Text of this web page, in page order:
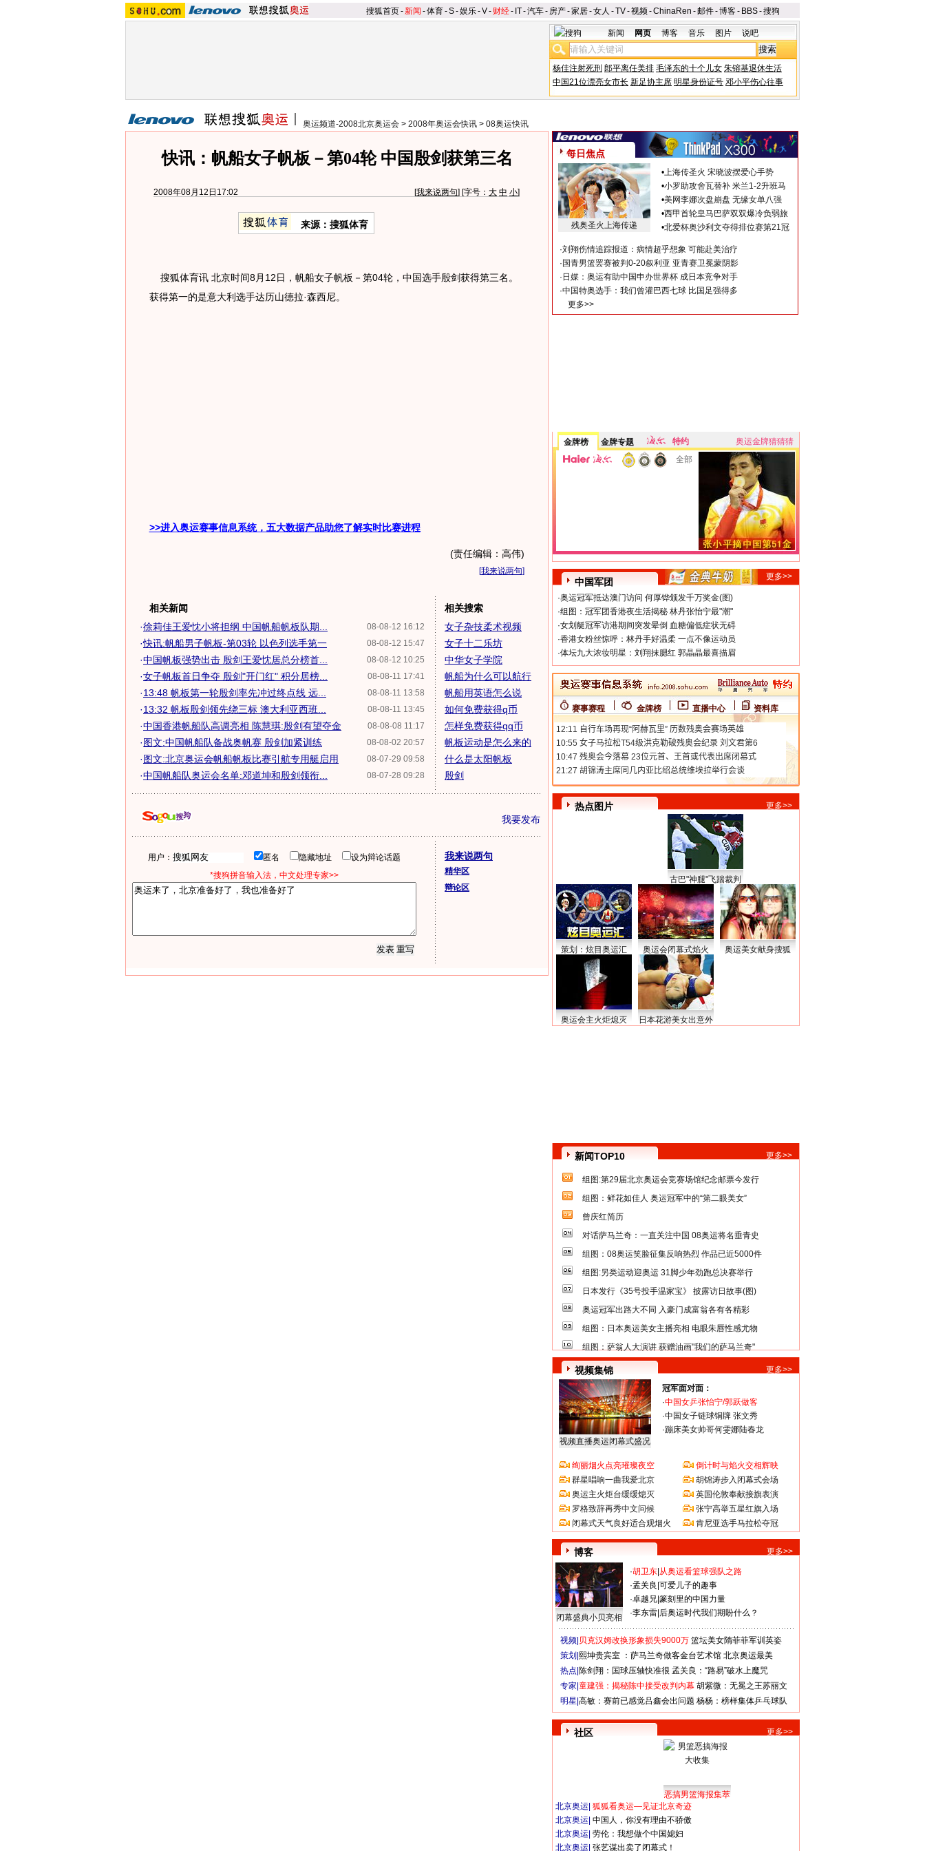
搜狐首页-新闻 -体育-S-娱乐-V- 财经- IT-汽车- 房产-家居-女人 -TV-视频-ChinaRen -邮件-博客- BBS-搜狗
新闻 网页 博客 音乐 图片 说吧
杨佳注射死刑 郎平离任美排 毛泽东的十个儿女 朱镕基退休生活
中国21位漂亮女市长 新足协主席 明星身份证号 邓小平伤心往事
奥运频道-2008北京奥运会 > 2008年奥运会快讯 > 08奥运快讯
快讯：帆船女子帆板－第04轮 中国殷剑获第三名
2008年08月12日17:02 [我来说两句] [字号： 大 中 小]
来源：搜狐体育
搜狐体育讯 北京时间8月12日，帆船女子帆板－第04轮，中国选手殷剑获得第三名。
获得第一的是意大利选手达历山德拉·森西尼。
>>进入奥运赛事信息系统，五大数据产品助您了解实时比赛进程
(责任编辑：高伟)
[我来说两句]
相关新闻
08-08-12 16:12
·徐莉佳王爱忱小将担纲 中国帆船帆板队期...
08-08-12 15:47
·快讯:帆船男子帆板-第03轮 以色列选手第一
08-08-12 10:25
·中国帆板强势出击 殷剑王爱忱居总分榜首...
08-08-11 17:41
·女子帆板首日争夺 殷剑"开门红" 积分居榜...
08-08-11 13:58
·13:48 帆板第一轮殷剑率先冲过终点线 远...
08-08-11 13:45
·13:32 帆板殷剑领先绕三标 澳大利亚西班...
08-08-08 11:17
·中国香港帆船队高调亮相 陈慧琪:殷剑有望夺金
08-08-02 20:57
·图文:中国帆船队备战奥帆赛 殷剑加紧训练
08-07-29 09:58
·图文:北京奥运会帆船帆板比赛引航专用艇启用
08-07-28 09:28
·中国帆船队奥运会名单:邓道坤和殷剑领衔...
相关搜索
女子杂技柔术视频
女子十二乐坊
中华女子学院
帆船为什么可以航行
帆船用英语怎么说
如何免费获得q币
怎样免费获得qq币
帆板运动是怎么来的
什么是太阳帆板
殷剑
我要发布
用户： 匿名 隐藏地址
设为辩论话题
*搜狗拼音输入法，中文处理专家>>
我来说两句
精华区
辩论区
每日焦点
残奥圣火上海传递
•上海传圣火 宋晓波摆爱心手势
•小罗助攻舍瓦替补 米兰1-2升班马
•美网李娜次盘崩盘 无缘女单八强
•西甲首轮皇马巴萨双双爆冷负弱旅
•北爱杯奥沙利文夺得排位赛第21冠
·刘翔伤情追踪报道：病情超乎想象 可能赴美治疗
· 国青男篮罢赛被判0-20叙利亚 亚青赛卫冕蒙阴影
· 日媒：奥运有助中国申办世界杯 成日本竞争对手
·中国特奥选手：我们曾灌巴西七球 比国足强得多
更多>>
金牌榜 金牌专题 特约
奥运金牌猜猜猜
全部
中国军团
更多>>
·奥运冠军抵达澳门访问 何厚铧颁发千万奖金(图)
·组图：冠军团香港夜生活揭秘 林丹张怡宁最"潮"
·女划艇冠军访港期间突发晕倒 血糖偏低症状无碍
·香港女粉丝惊呼：林丹手好温柔 一点不像运动员
·体坛九大浓妆明星：刘翔抹腮红 郭晶晶最喜描眉
赛事赛程 金牌榜 直播中心 资料库
热点图片 更多>>
古巴"神腿"飞踹裁判
策划：炫目奥运汇 奥运会闭幕式焰火 奥运美女献身搜狐
奥运会主火炬熄灭 日本花游美女出意外
新闻TOP10 更多>>
组图:第29届北京奥运会竞赛场馆纪念邮票今发行
组图：鲜花如佳人 奥运冠军中的“第二眼美女”
曾庆红简历
对话萨马兰奇：一直关注中国 08奥运将名垂青史
组图：08奥运笑脸征集反响热烈 作品已近5000件
组图:另类运动迎奥运 31脚少年劲跑总决赛举行
日本发行《35号投手温家宝》 披露访日故事(图)
奥运冠军出路大不同 入豪门成富翁各有各精彩
组图：日本奥运美女主播亮相 电眼朱唇性感尤物
组图：萨翁人大演讲 获赠油画"我们的萨马兰奇"
视频集锦 更多>>
视频直播奥运闭幕式盛况
冠军面对面：
·中国女乒张怡宁/郭跃做客
·中国女子链球铜牌 张文秀
·蹦床美女帅哥何雯娜陆春龙
绚丽烟火点亮璀璨夜空
群星唱响一曲我爱北京
奥运主火炬台缓缓熄灭
罗格致辞再秀中文问候
闭幕式天气良好适合观烟火
倒计时与焰火交相辉映
胡锦涛步入闭幕式会场
英国伦敦奉献接旗表演
张宁高举五星红旗入场
肯尼亚选手马拉松夺冠
博客 更多>>
闭幕盛典小贝亮相
·胡卫东 从奥运看篮球强队之路
·孟关良 可爱儿子的趣事
·卓越兄 篆刻里的中国力量
·李东雷 后奥运时代我们期盼什么？
视频| 贝克汉姆改换形象损失9000万 篮坛美女隋菲菲军训英姿
策划| 熙坤贵宾室 ：萨马兰奇做客金台艺术馆 北京奥运最美
热点| 陈剑翔：国球压轴快准很 孟关良：“路易”破水上魔咒
专家| 童建强：揭秘陈中接受改判内幕 胡紫微：无冕之王苏丽文
明星| 高敏：赛前已感觉吕鑫会出问题 杨杨：榜样集体乒乓球队
社区 更多>>
恶搞男篮海报集萃
北京奥运 狐狐看奥运—见证北京奇迹
北京奥运 中国人，你没有理由不骄傲
北京奥运 劳伦：我想做个中国媳妇
北京奥运 张艺谋出卖了闭幕式！